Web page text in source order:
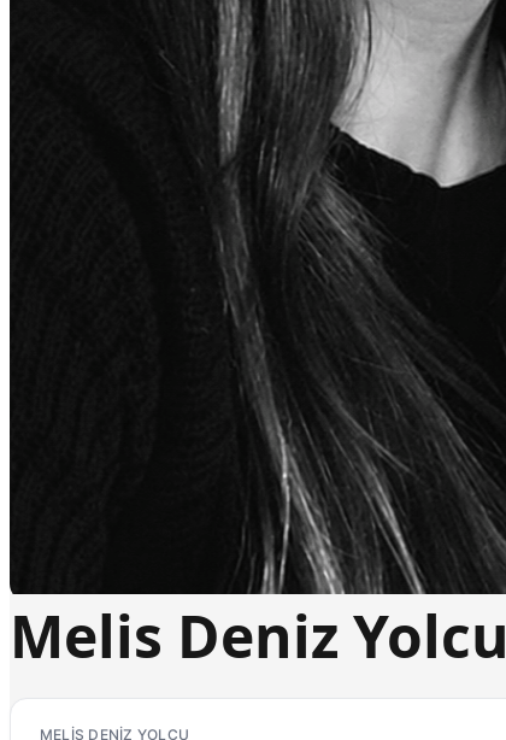
Melis Deniz Yolcu
MELIS DENIZ YOLCU